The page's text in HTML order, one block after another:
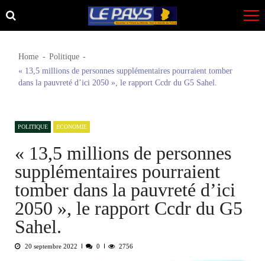
Skip
to
Skip
to
Home
Politique
« 13,5 millions de personnes supplémentaires pourraient tomber
dans la pauvreté d’ici 2050 », le rapport Ccdr du G5 Sahel.
POLITIQUE ECONOMIE
« 13,5 millions de personnes
supplémentaires pourraient
tomber dans la pauvreté d’ici
2050 », le rapport Ccdr du G5
Sahel.
20 septembre 2022 0 2756